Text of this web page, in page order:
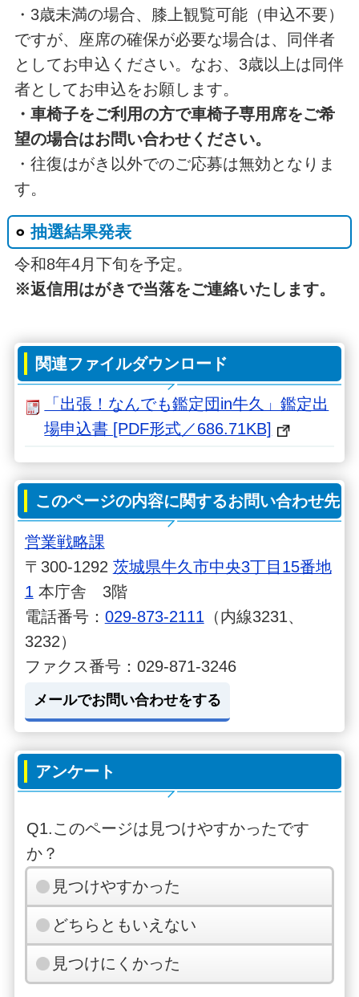
・3歳未満の場合、膝上観覧可能（申込不要）
ですが、座席の確保が必要な場合は、同伴者
としてお申込ください。なお、3歳以上は同伴
者としてお申込をお願します。
・車椅子をご利用の方で車椅子専用席をご希
望の場合はお問い合わせください。
・往復はがき以外でのご応募は無効となりま
す。
抽選結果発表
令和8年4月下旬を予定。
※返信用はがきで当落をご連絡いたします。
関連ファイルダウンロード
「出張！なんでも鑑定団in牛久」鑑定出
場申込書 [PDF形式／686.71KB]
このページの内容に関するお問い合わせ先
営業戦略課
〒300-1292 茨城県牛久市中央3丁目15番地
1 本庁舎 3階
電話番号： 029-873-2111 （内線3231、
3232）
ファクス番号：029-871-3246
メールでお問い合わせをする
アンケート
Q1.このページは見つけやすかったです
か？
見つけやすかった
どちらともいえない
見つけにくかった